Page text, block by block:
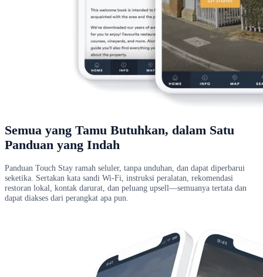
Semua yang Tamu Butuhkan, dalam Satu
Panduan yang Indah
Panduan Touch Stay ramah seluler, tanpa unduhan, dan dapat diperbarui
seketika. Sertakan kata sandi Wi-Fi, instruksi peralatan, rekomendasi
restoran lokal, kontak darurat, dan peluang upsell—semuanya tertata dan
dapat diakses dari perangkat apa pun.